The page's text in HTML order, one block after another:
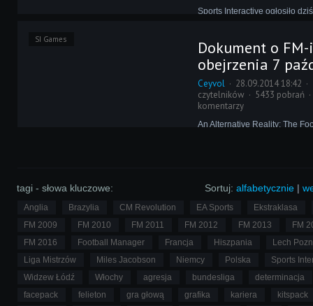
Sports Interactive ogłosiło
premierę telewizyjną. Choć
Polska nie znalazła się wśród
Dlaczego?
SI Games
Dokument o
obejrzenia 7
Ceyvol 28.09.2014 18:42
czytelników
5433 pobrań
komentarzy
An Alternative Reality: The
Sortuj: alfabetycznie |
tagi - słowa kluczowe:
Anglia Brazylia CM Revolution EA Sports
Ekstraklasa
FM 2009
FM 2010 FM 2011 FM 2012 FM 2013
FM
FM 2016
Football Manager Francja Hiszpania
Lech
Liga Mistrzów
Miles Jacobson Niemcy Polska
Sports
Widzew Łódź
Włochy agresja bundesliga
determinacja
facepack
felieton gra głową grafika kariera
kitspack